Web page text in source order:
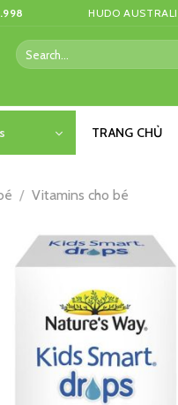
HUDO
Search
for:
TRANG CHỦ
/ Vitamins cho bé